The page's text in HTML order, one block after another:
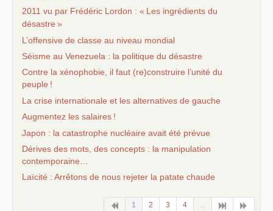
2011 vu par Frédéric Lordon : « Les ingrédients du
désastre »
L’offensive de classe au niveau mondial
Séisme au Venezuela : la politique du désastre
Contre la xénophobie, il faut (re)construire l’unité du
peuple !
La crise internationale et les alternatives de gauche
Augmentez les salaires !
Japon : la catastrophe nucléaire avait été prévue
Dérives des mots, des concepts : la manipulation
contemporaine…
Laïcité : Arrêtons de nous rejeter la patate chaude
1 2 3 4